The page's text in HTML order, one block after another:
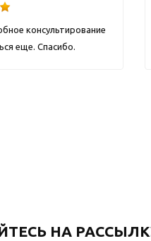
консультирование
еще. Спасибо.
НА